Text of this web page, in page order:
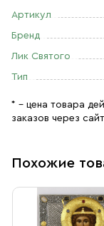
Артикул
Бренд
Лик Святого
Тип
* – цена товара
заказов через
Похожие